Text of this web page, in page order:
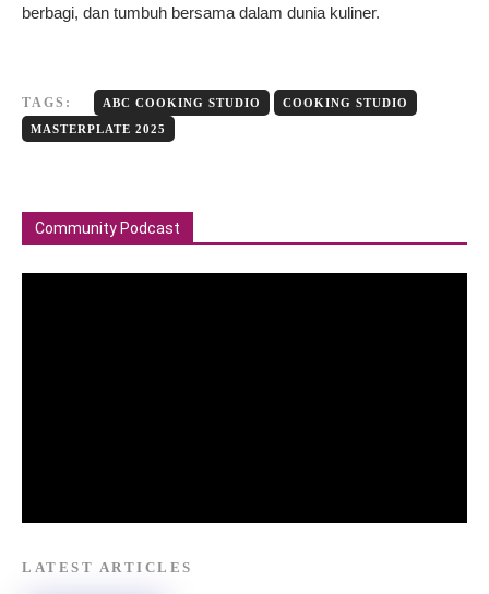
berbagi, dan tumbuh bersama dalam dunia kuliner.
TAGS: ABC COOKING STUDIO
COOKING STUDIO
MASTERPLATE 2025
Community Podcast
LATEST ARTICLES